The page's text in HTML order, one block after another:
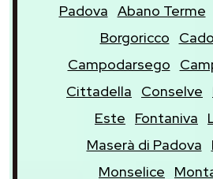
Padova Abano Terme
Borgoricco
Campodarsego
Cittadella
Conselve
Este
Fontaniva
Maserà di Padova
Monselice